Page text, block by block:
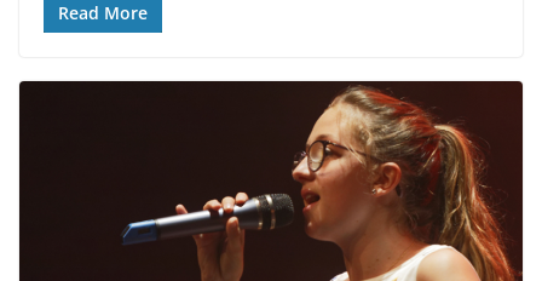
Read More